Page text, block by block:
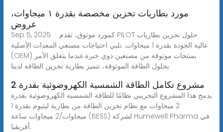
مورد بطاريات تخزين مخصصة بقدرة ١ ميجاوات،
عروض
Sep 5, 2025 · كمورد موثوق، تقدم PILOT حلول تخزين بطاريات
عالية الجودة بقدرة 1 ميجاوات. نلبي احتياجات مصنعي المعدات الأصلية
(OEM) بمنتجات موثوقة من مصنعين ذوي خبرة.عندما يتعلق الأمر
بحلول الطاقة الموثوقة، تتميز بطارية تخزين الطاقة لدينا
مشروع تكامل الطاقة الشمسية الكهروضوئية بقدرة 2
يدمج هذا المشروع التجريبي نظامًا للطاقة الشمسية الكهروضوئية بقدرة
2 ميجاوات مع نظام تخزين الطاقة من بطارية ليثيوم بقدرة 1
ميجاوات/2 ميجاوات ساعة (BESS) لشركة Humewell Pharma في
أفريقيا.